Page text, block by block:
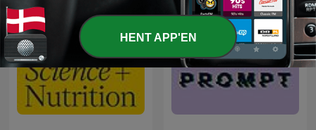
HENT APP'EN